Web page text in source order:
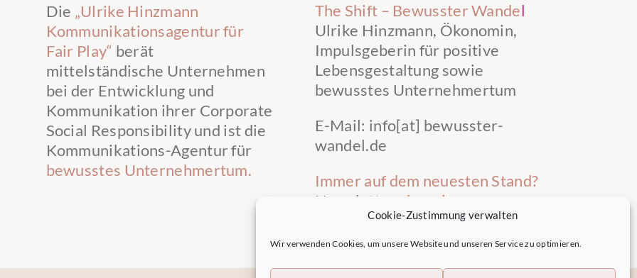
Cookie-Zustimmung verwalten
Wir verwenden Cookies, um unsere Website und unseren Service zu optimieren.
Die „Ulrike Hinzmann
Kommunikationsagentur für
Fair Play“ berät
mittelständische Unternehmen
bei der Entwicklung und
Kommunikation ihrer Corporate
Social Responsibility und ist die
Kommunikations-Agentur für
bewusstes Unternehmertum.
The Shift – Bewusster Wandel
Ulrike Hinzmann, Ökonomin,
Impulsgeberin für positive
Lebensgestaltung sowie
bewusstes Unternehmertum
E-Mail: info[at] bewusster-
wandel.de
Immer auf dem neuesten Stand?
Newsletter
abonnieren